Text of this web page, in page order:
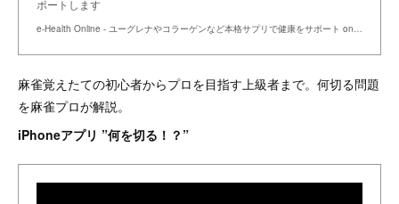
ポートします
e-Health Online - ユーグレナやコラーゲンなど本格サプリで健康をサポート on the BASE
麻雀覚えたての初心者からプロを目指す上級者まで。何切る問題
を麻雀プロが解説。
iPhoneアプリ ”何を切る！？”